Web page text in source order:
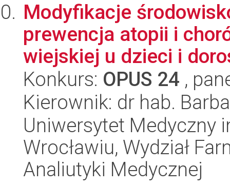
Modyfikacje
prewencja atopii i
wiejskiej u dzieci i
Konkurs: OPUS 24 ,
Kierownik: dr hab.
Uniwersytet Medyczny
Wrocławiu, Wydział
Analiutyki Medycznej